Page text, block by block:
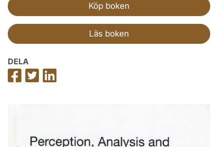
Köp boken
Läs boken
DELA
Dela
på
Dela
på
på